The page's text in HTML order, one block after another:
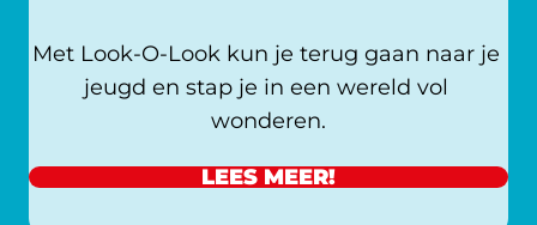
Met Look-O-Look kun je terug gaan naar je
jeugd en stap je in een wereld vol
wonderen.
LEES MEER!